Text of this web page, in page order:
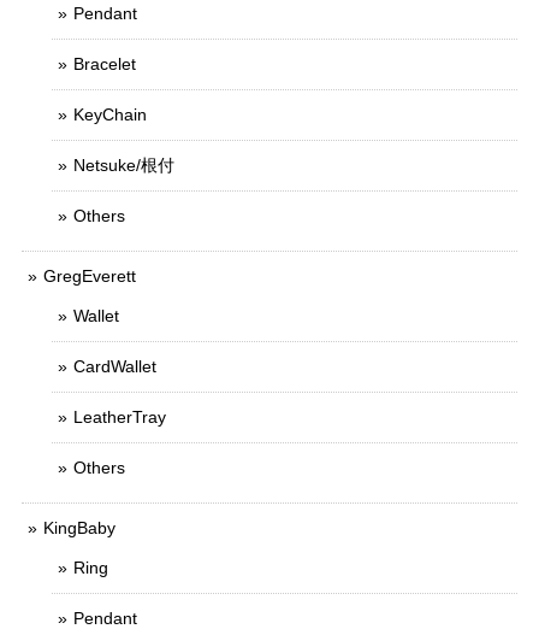
Pendant
Bracelet
KeyChain
Netsuke/根付
Others
GregEverett
Wallet
CardWallet
LeatherTray
Others
KingBaby
Ring
Pendant